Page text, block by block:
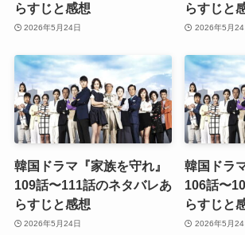
らすじと感想
2026年5月24日
らすじと
2026年5月24
韓国ドラマ『家族を守れ』
109話〜111話のネタバレあ
らすじと感想
2026年5月24日
韓国ドラ
106話〜
らすじと
2026年5月24